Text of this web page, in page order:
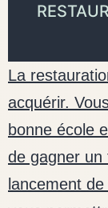
La
acquérir.
bonne école
de gagner un
lancement